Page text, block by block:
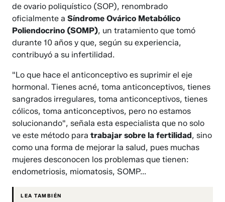
de ovario poliquístico (SOP), renombrado
oficialmente aSíndrome Ovárico Metabólico
Poliendocrino (SOMP), un tratamiento que tomó
durante 10 años y que, según su experiencia,
contribuyó a su infertilidad.
"Lo que hace el anticonceptivo es suprimir el eje
hormonal. Tienes acné, toma anticonceptivos, tienes
sangrados irregulares, toma anticonceptivos, tienes
cólicos, toma anticonceptivos, pero no estamos
solucionando", señala esta especialista que no solo
ve este método paratrabajar sobre la fertilidad, sino
como una forma de mejorar la salud, pues muchas
mujeres desconocen los problemas que tienen:
endometriosis, miomatosis, SOMP...
LEA TAMBIÉN